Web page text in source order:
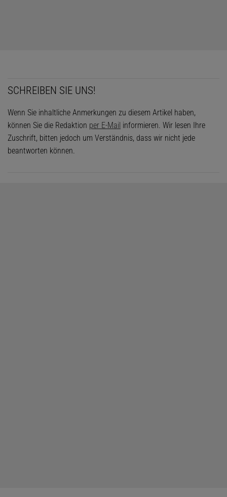
SCHREIBEN SIE UNS!
Wenn Sie inhaltliche Anmerkungen zu diesem Artikel haben,
können Sie die Redaktion per E-Mail informieren. Wir lesen Ihre
Zuschrift, bitten jedoch um Verständnis, dass wir nicht jede
beantworten können.